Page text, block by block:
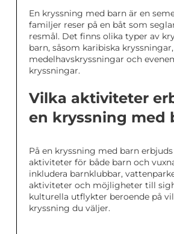
En kryssning med barn är en
familjer reser på en båt som
resmål. Det finns olika typer av
barn, såsom karibiska kryssningar,
medelhavskryssningar och
kryssningar.
Vilka aktiviteter
en kryssning med
På en kryssning med barn
aktiviteter för både barn och
inkludera barnklubbar,
aktiviteter och möjligheter till
kulturella utflykter beroende på
kryssning du väljer.